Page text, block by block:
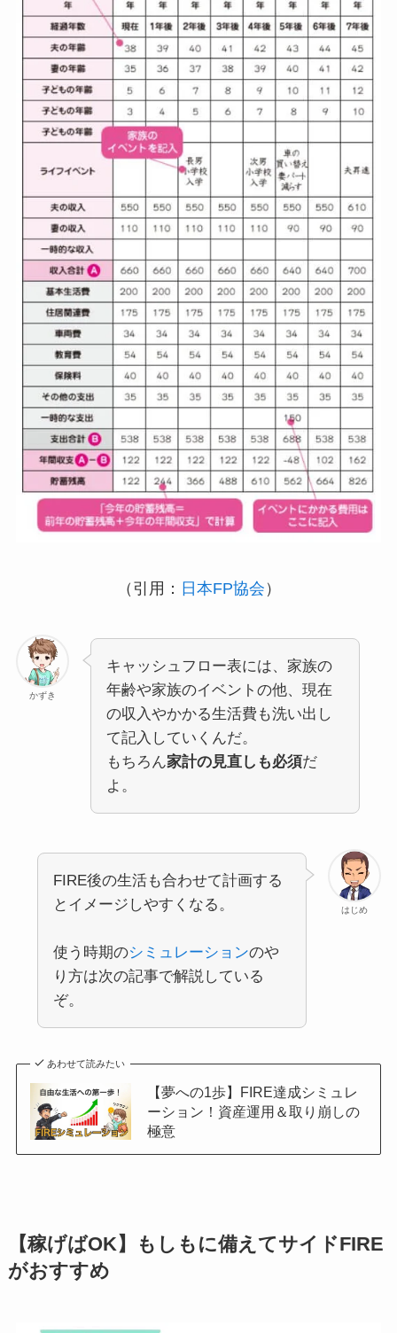
（引用： 日本FP協会 ）
かずき
キャッシュフロー表には、家族の
年齢や家族のイベントの他、現在
の収入やかかる生活費も洗い出し
て記入していくんだ。
もちろん家計の見直しも必須だ
よ。
はじめ
FIRE後の生活も合わせて計画する
とイメージしやすくなる。
使う時期のシミュレーションのや
り方は次の記事で解説している
ぞ。
あわせて読みたい
【夢への1歩】FIRE達成シミュレ
ーション！資産運用＆取り崩しの
極意
【稼げばOK】もしもに備えてサイドFIRE
がおすすめ